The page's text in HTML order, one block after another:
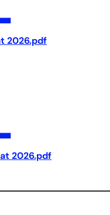
2026.pdf
2026.pdf